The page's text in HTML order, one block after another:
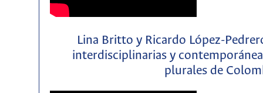
Lina Britto y Ricardo López-
interdisciplinarias y
plurales de